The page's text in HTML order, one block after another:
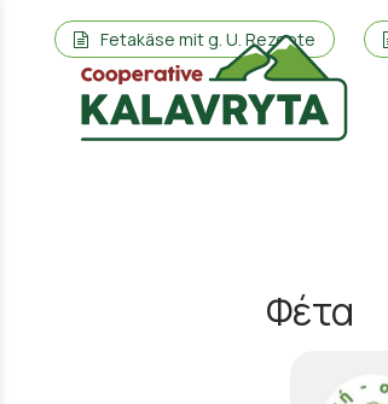
Fetakäse mit g. U. Rezepte
Φέτα